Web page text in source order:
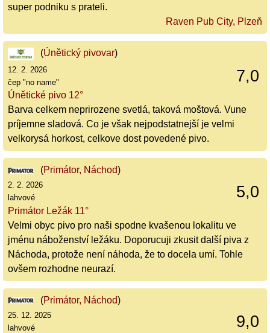
super podniku s prateli.
Raven Pub City, Plzeň
(Únětický pivovar)
7,0
12. 2. 2026
čep "no name"
Únětické pivo 12°
Barva celkem neprirozene svetlá, taková moštová. Vune
príjemne sladová. Co je však nejpodstatnejší je velmi
velkorysá horkost, celkove dost povedené pivo.
(Primátor, Náchod)
5,0
2. 2. 2026
lahvové
Primátor Ležák 11°
Velmi obyc pivo pro naši spodne kvašenou lokalitu ve
jménu náboženství ležáku. Doporucuji zkusit další piva z
Náchoda, protože není náhoda, že to docela umí. Tohle
ovšem rozhodne neurazí.
(Primátor, Náchod)
9,0
25. 12. 2025
lahvové